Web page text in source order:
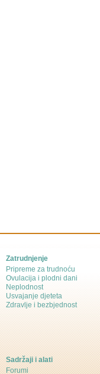
Zatrudnjenje
Pripreme za trudnoću
Ovulacija i plodni dani
Neplodnost
Usvajanje djeteta
Zdravlje i bezbjednost
Sadržaji i alati
Forumi